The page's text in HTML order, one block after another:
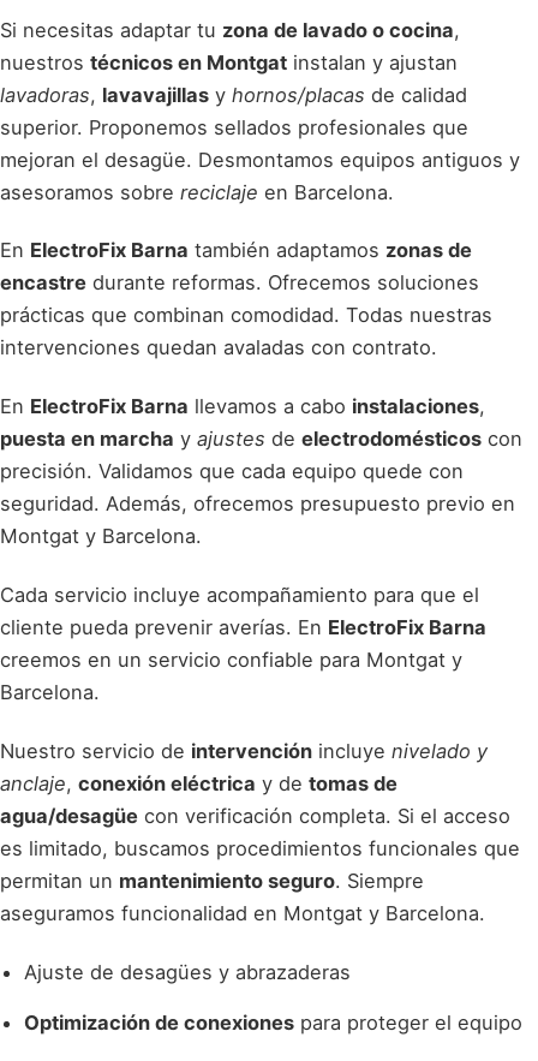
Si necesitas adaptar tu zona de lavado o cocina,
nuestros técnicos en Montgat instalan y ajustan
lavadoras, lavavajillas y hornos/placas de calidad
superior. Proponemos sellados profesionales que
mejoran el desagüe. Desmontamos equipos antiguos y
asesoramos sobre reciclaje en Barcelona.
En ElectroFix Barna también adaptamos zonas de
encastre durante reformas. Ofrecemos soluciones
prácticas que combinan comodidad. Todas nuestras
intervenciones quedan avaladas con contrato.
En ElectroFix Barna llevamos a cabo instalaciones,
puesta en marcha y ajustes de electrodomésticos con
precisión. Validamos que cada equipo quede con
seguridad. Además, ofrecemos presupuesto previo en
Montgat y Barcelona.
Cada servicio incluye acompañamiento para que el
cliente pueda prevenir averías. En ElectroFix Barna
creemos en un servicio confiable para Montgat y
Barcelona.
Nuestro servicio de intervención incluye nivelado y
anclaje, conexión eléctrica y de tomas de
agua/desagüe con verificación completa. Si el acceso
es limitado, buscamos procedimientos funcionales que
permitan un mantenimiento seguro. Siempre
aseguramos funcionalidad en Montgat y Barcelona.
Ajuste de desagües y abrazaderas
Optimización de conexiones para proteger el equipo